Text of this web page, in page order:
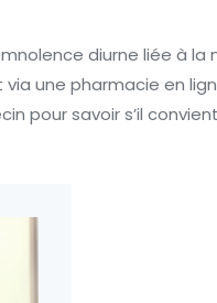
diurne liée à la
une pharmacie en
pour savoir s’il